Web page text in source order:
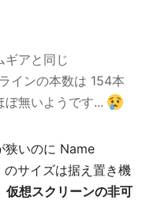
ギアと同じ
インの本数は 154本
無いようです...
狭いのに Name
サイズは据え置き機
仮想スクリーンの非可